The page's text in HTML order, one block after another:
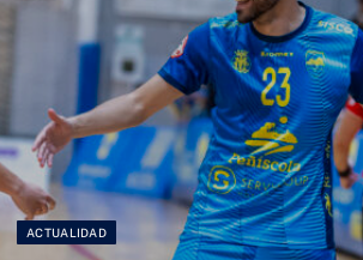
ACTUALIDAD